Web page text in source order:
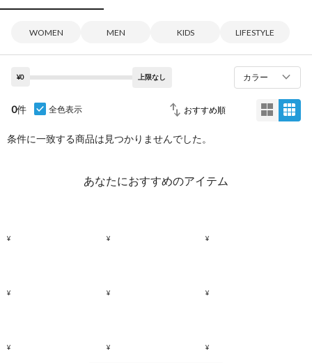
WOMEN MEN KIDS LIFESTYLE
¥0 上限なし カラー
0件 全色表示
条件に一致する商品は見つかりませんでした。
あなたにおすすめのアイテム